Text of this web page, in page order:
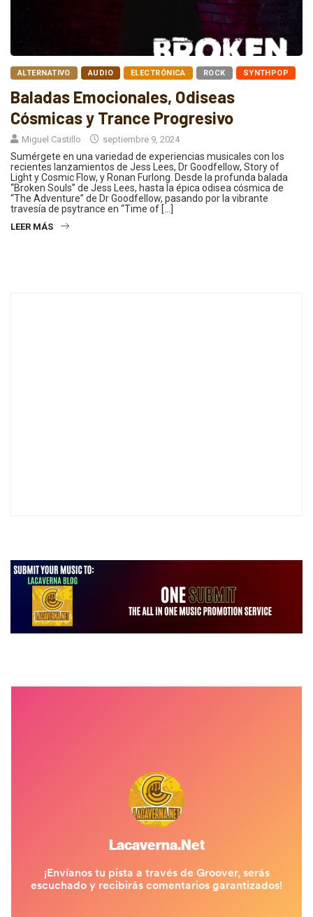
ALTERNATIVO AUDIO ELECTRÓNICA ROCK SYNTHPOP
Baladas Emocionales, Odiseas
Cósmicas y Trance Progresivo
Miguel Castillo septiembre 9, 2024
Sumérgete en una variedad de experiencias musicales con los
recientes lanzamientos de Jess Lees, Dr Goodfellow, Story of
Light y Cosmic Flow, y Ronan Furlong. Desde la profunda balada
“Broken Souls” de Jess Lees, hasta la épica odisea cósmica de
“The Adventure” de Dr Goodfellow, pasando por la vibrante
travesía de psytrance en “Time of […]
LEER MÁS